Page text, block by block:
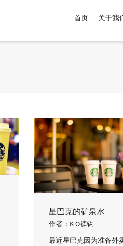
商品，品牌为
首页 关于我
星巴克的矿泉水
作者： K.O裤钩
最近星巴克因为准备外